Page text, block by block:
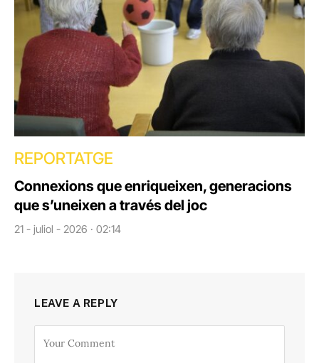
REPORTATGE
Connexions que enriqueixen, generacions
que s’uneixen a través del joc
21 - juliol - 2026 · 02:14
LEAVE A REPLY